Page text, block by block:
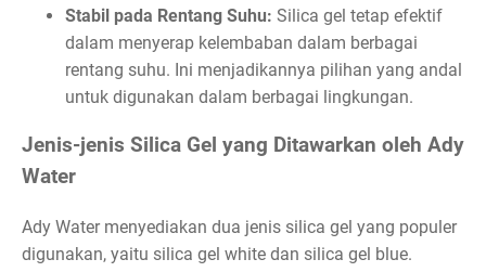
Stabil pada Rentang Suhu: Silica gel tetap efektif
dalam menyerap kelembaban dalam berbagai
rentang suhu. Ini menjadikannya pilihan yang andal
untuk digunakan dalam berbagai lingkungan.
Jenis-jenis Silica Gel yang Ditawarkan oleh Ady
Water
Ady Water menyediakan dua jenis silica gel yang populer
digunakan, yaitu silica gel white dan silica gel blue.